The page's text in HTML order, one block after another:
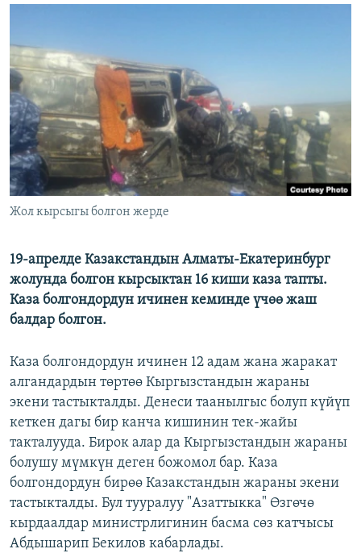
АЗАТТЫК+
ЫҢГАЙСЫЗ СУРООЛОР
ЭЕ/АРнун бардык сайттары
Жол кырсыгы болгон жерде
19-апрелде Казакстандын Алматы-Екатеринбург
жолунда болгон кырсыктан 16 киши каза тапты.
Каза болгондордун ичинен кеминде үчөө жаш
балдар болгон.
Каза болгондордун ичинен 12 адам жана жаракат
алгандардын төртөө Кыргызстандын жараны
экени тастыкталды. Денеси таанылгыс болуп күйүп
кеткен дагы бир канча кишинин тек-жайы
такталууда. Бирок алар да Кыргызстандын жараны
болушу мүмкүн деген божомол бар. Каза
болгондордун бирөө Казакстандын жараны экени
тастыкталды. Бул тууралуу "Азаттыкка" Өзгөчө
кырдаалдар министрлигинин басма сөз катчысы
Абдышарип Бекилов кабарлады.